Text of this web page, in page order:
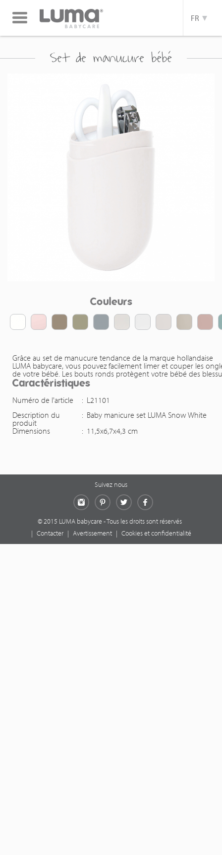
Toggle
navigation
FR
Set de manucure bébé
Couleurs
Grâce au set de manucure tendance de la marque hollandaise
LUMA babycare, vous pouvez facilement limer et couper les
de votre bébé. Les bouts ronds protègent votre bébé des
Caractéristiques
Numéro de l'article : L21101
Description du
produit
: Baby manicure set LUMA Snow White
Dimensions
: 11,5x6,7x4,3 cm
Suivez nous
Pinterest TwitterFacebook
© 2015 LUMA babycare - Tous les droits sont réservés
| Contacter | Avertissement | Cookies et confidentialité